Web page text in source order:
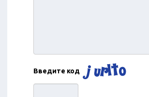
Введите код